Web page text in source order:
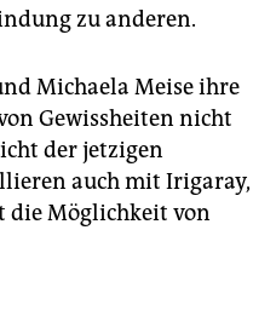
zu anderen.
Michaela Meise ihre
Gewissheiten nicht
der jetzigen
auch mit Irigaray,
die Möglichkeit von